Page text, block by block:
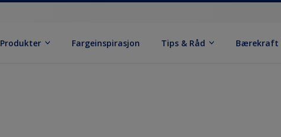
Produkter Fargeinspirasjon Tips & Råd Bærekraft